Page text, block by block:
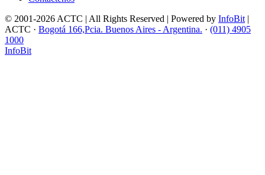
© 2001-2026 ACTC | All Rights Reserved | Powered by InfoBit |
ACTC · Bogotá 166,Pcia. Buenos Aires - Argentina. · (011) 4905
1000
InfoBit